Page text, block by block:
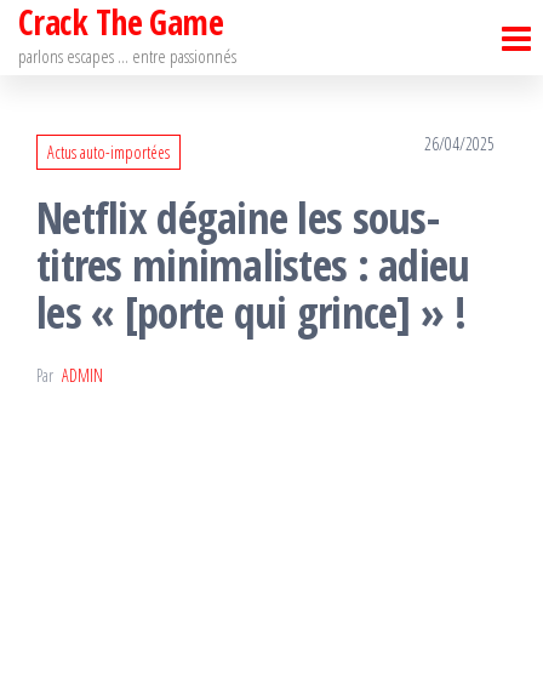
Passer
Crack The Game
parlons escapes … entre passionnés
Actus auto-importées 26/04/2025
Netflix dégaine les sous-
titres minimalistes : adieu
les « [porte qui grince] » !
Par ADMIN